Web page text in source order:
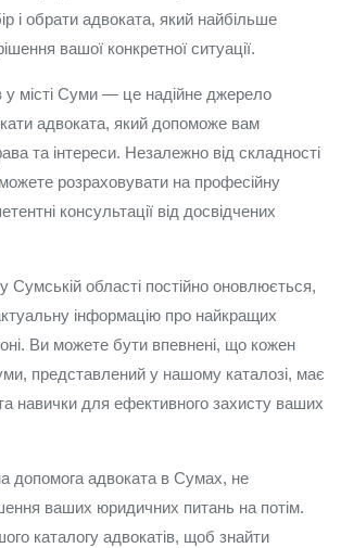
і обрати адвоката, який найбільше
вашої конкретної ситуації.
у місті Суми — це надійне джерело
адвоката, який допоможе вам
та інтереси. Незалежно від складності
розраховувати на професійну
консультації від досвідчених
Сумській області постійно оновлюється,
інформацію про найкращих
Ви можете бути впевнені, що кожен
представлений у нашому каталозі, має
навички для ефективного захисту ваших
допомога адвоката в Сумах, не
ваших юридичних питань на потім.
каталогу адвокатів, щоб знайти